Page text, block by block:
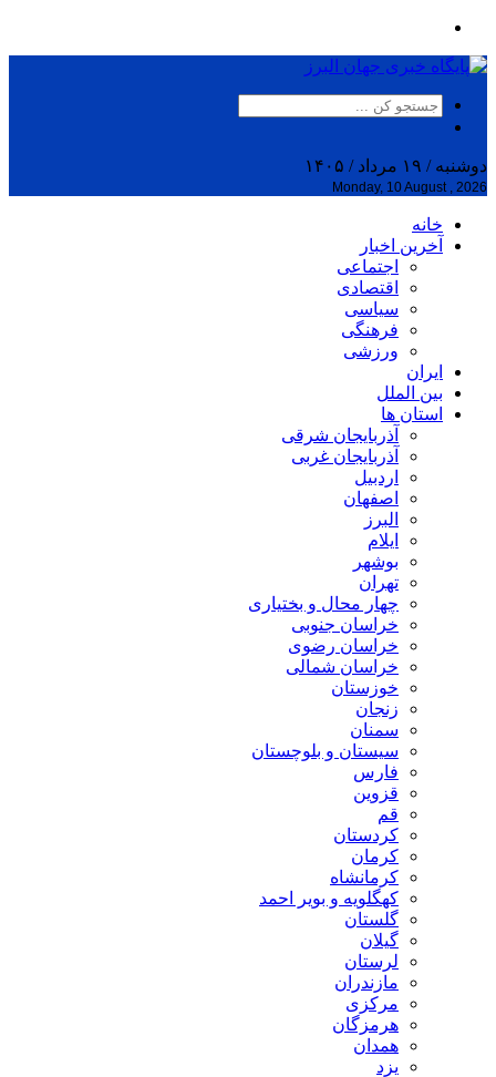
دوشنبه / ۱۹ مرداد / ۱۴۰۵
Monday, 10 August , 2026
خانه
آخرین اخبار
اجتماعی
اقتصادی
سیاسی
فرهنگی
ورزشی
ایران
بین الملل
استان ها
آذربایجان شرقی
آذربایجان غربی
اردبیل
اصفهان
البرز
ایلام
بوشهر
تهران
چهار محال و بختیاری
خراسان جنوبی
خراسان رضوی
خراسان شمالی
خوزستان
زنجان
سمنان
سیستان و بلوچستان
فارس
قزوین
قم
کردستان
کرمان
کرمانشاه
کهگلویه و بویر احمد
گلستان
گیلان
لرستان
مازندران
مرکزی
هرمزگان
همدان
یزد